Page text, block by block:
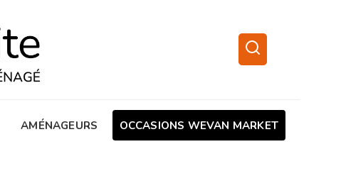
AMÉNAGEURS OCCASIONS WEVAN MARKET